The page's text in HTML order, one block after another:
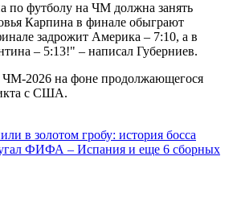
по футболу на ЧМ должна занять
Карпина в финале обыграют
задрожит Америка – 7:10, а в
– 5:13!" – написал Губерниев.
ЧМ-2026 на фоне продолжающегося
с США.
в золотом гробу: история босса
ФИФА – Испания и еще 6 сборных